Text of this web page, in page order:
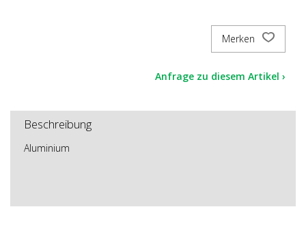
Merken
Anfrage zu diesem Artikel ›
Beschreibung
Aluminium